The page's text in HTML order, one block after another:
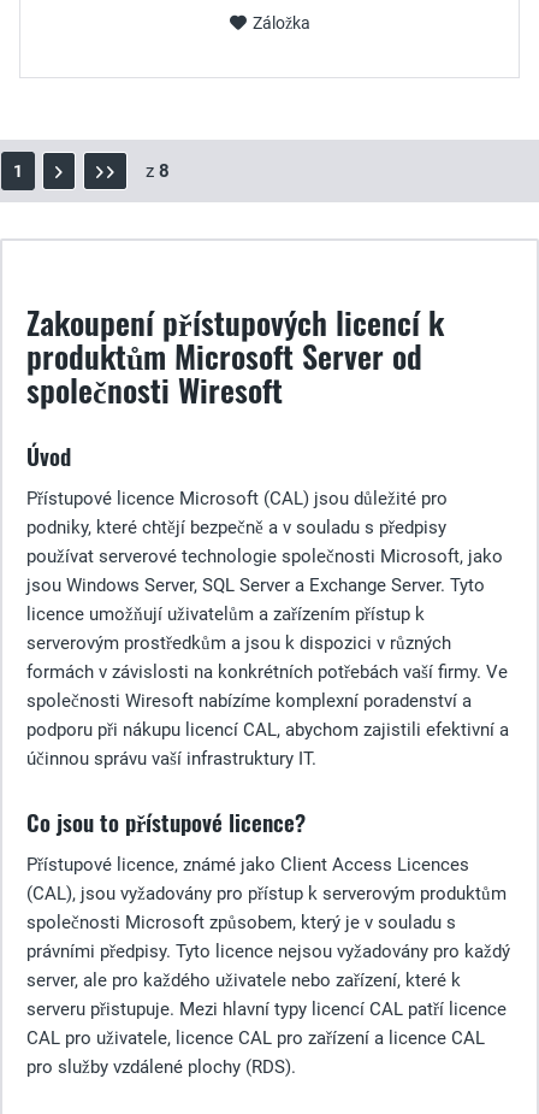
Záložka
1 z 8
Zakoupení přístupových licencí k
produktům Microsoft Server od
společnosti Wiresoft
Úvod
Přístupové licence Microsoft (CAL) jsou důležité pro
podniky, které chtějí bezpečně a v souladu s předpisy
používat serverové technologie společnosti Microsoft, jako
jsou Windows Server, SQL Server a Exchange Server. Tyto
licence umožňují uživatelům a zařízením přístup k
serverovým prostředkům a jsou k dispozici v různých
formách v závislosti na konkrétních potřebách vaší firmy. Ve
společnosti Wiresoft nabízíme komplexní poradenství a
podporu při nákupu licencí CAL, abychom zajistili efektivní a
účinnou správu vaší infrastruktury IT.
Co jsou to přístupové licence?
Přístupové licence, známé jako Client Access Licences
(CAL), jsou vyžadovány pro přístup k serverovým produktům
společnosti Microsoft způsobem, který je v souladu s
právními předpisy. Tyto licence nejsou vyžadovány pro každý
server, ale pro každého uživatele nebo zařízení, které k
serveru přistupuje. Mezi hlavní typy licencí CAL patří licence
CAL pro uživatele, licence CAL pro zařízení a licence CAL
pro služby vzdálené plochy (RDS).